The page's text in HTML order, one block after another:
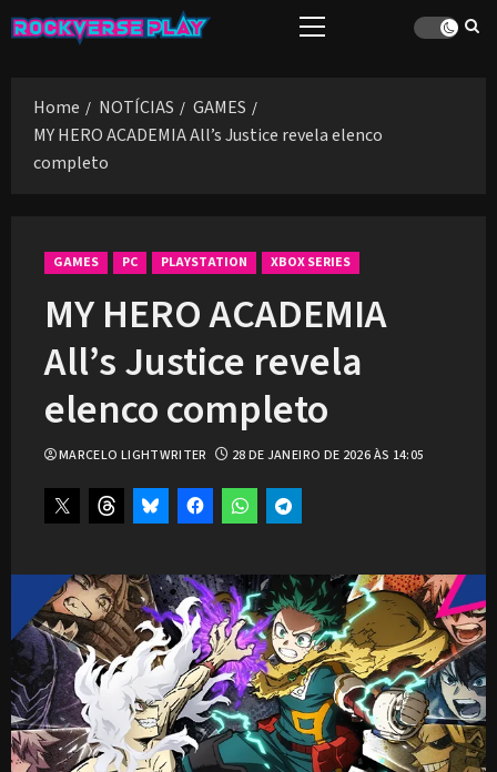
Skip
to
Primary
Home
NOTÍCIAS
GAMES
MY HERO ACADEMIA All’s Justice revela elenco
completo
GAMES PC PLAYSTATION XBOX SERIES
MY HERO ACADEMIA
All’s Justice revela
elenco completo
MARCELO LIGHTWRITER 28 DE JANEIRO DE 2026 ÀS 14:05